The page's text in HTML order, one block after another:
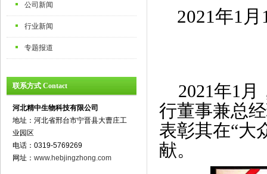
公司新闻
行业新闻
专题报道
联系方式 Contact
河北精中生物科技有限公司
地址：河北省邢台市宁晋县大曹庄工
业园区
电话：0319-5769269
网址： www.hebjingzhong.com
2021年1
2021年1 月
行董事兼总
表彰其在“大
献。